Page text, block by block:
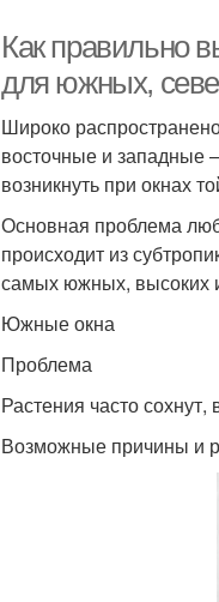
Как правильно
для южных,
Широко
восточные и западные
возникнуть при окнах
Основная проблема
происходит из
самых южных, высоких
Южные окна
Проблема
Растения часто
Возможные причины и